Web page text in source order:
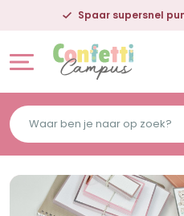
Gratis bezorgd
Waar
ben
je
naar